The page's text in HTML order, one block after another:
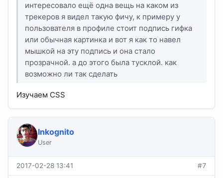
интересовало ещё одна вещь на каком из
трекеров я видел такую фичу, к примеру у
пользователя в профиле стоит подпись гифка
или обычная картинка и вот я как то навел
мышкой на эту подпись и она стало
прозрачной. а до этого была тусклой. как
возможно ли так сделать
Изучаем CSS
Inkognito
User
2017-02-28 13:41 #7